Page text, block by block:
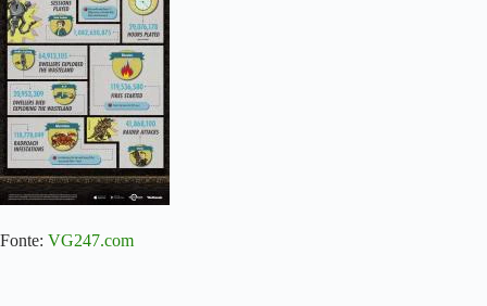
Fonte: VG247.com